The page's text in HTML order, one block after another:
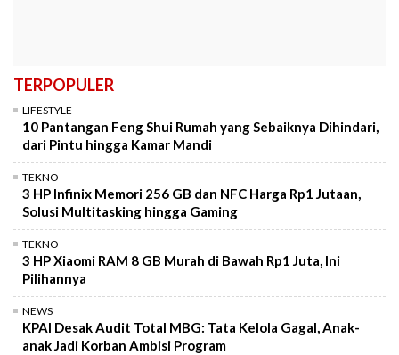
TERPOPULER
LIFESTYLE
10 Pantangan Feng Shui Rumah yang Sebaiknya Dihindari,
dari Pintu hingga Kamar Mandi
TEKNO
3 HP Infinix Memori 256 GB dan NFC Harga Rp1 Jutaan,
Solusi Multitasking hingga Gaming
TEKNO
3 HP Xiaomi RAM 8 GB Murah di Bawah Rp1 Juta, Ini
Pilihannya
NEWS
KPAI Desak Audit Total MBG: Tata Kelola Gagal, Anak-
anak Jadi Korban Ambisi Program